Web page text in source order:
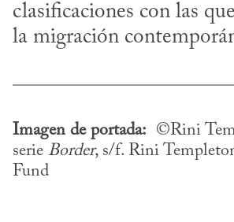
clasificaciones con las
la migración
Imagen de portada:
©Rini
serie Border, s/f. Rini
Fund